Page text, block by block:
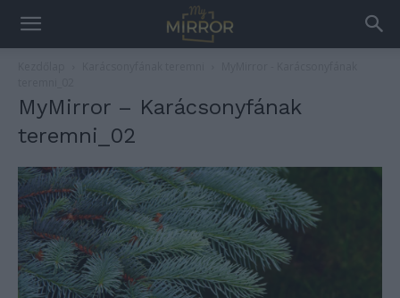
MyMirror – Karácsonyfának
teremni_02